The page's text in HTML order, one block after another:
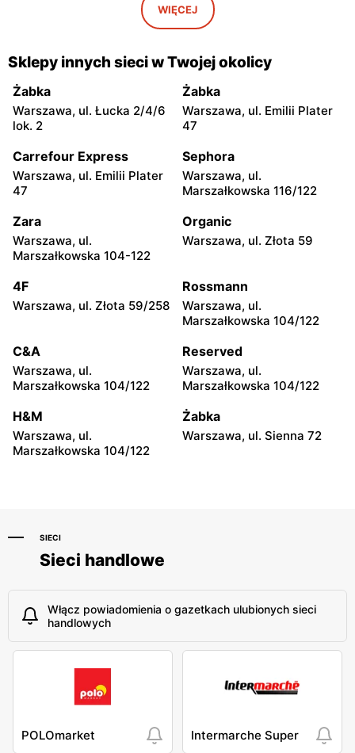
Warszawa, ul. Brązownicza
Warszawa, ul. Safony 1
Odido
Warszawa, ul. Portowa 7
Odido
Ząbki, ul. Szwoleżerów 24
Odido
Rybie, ul. 19 Kwietnia 62
Odido
Warszawa, ul. Stanisława
Odido
Łomianki, ul. 11 Listopada
Odido
Łomianki, ul. Dolna 47
Odido
Pruszków, ul. Sadowa 2
Odido
Odido
Pruszków, ul. Ewy 14a
Odido
Kobyłka, ul. Nadarzyn 8
Pruszków, ul.
Emancypantek 4
Truskaw, ul. 3 Maja 64
Stanisławów Pierwszy, ul.
Graniczna 1
Łazy, ul. Łączności 20
WIĘCEJ
Sklepy innych sieci w Twojej okolicy
Żabka
Warszawa, ul. Łucka 2/4/6
lok. 2
Żabka
Warszawa, ul. Emilii Plater
47
Carrefour Express
Warszawa, ul. Emilii Plater
47
Sephora
Warszawa, ul.
Marszałkowska 116/122
Zara
Warszawa, ul.
Marszałkowska 104-122
Organic
Warszawa, ul. Złota 59
4F
Warszawa, ul. Złota 59/258
Rossmann
Warszawa, ul.
Marszałkowska 104/122
C&A
Warszawa, ul.
Marszałkowska 104/122
Reserved
Warszawa, ul.
Marszałkowska 104/122
H&M
Warszawa, ul.
Marszałkowska 104/122
Żabka
Warszawa, ul. Sienna 72
SIECI
Sieci handlowe
Włącz powiadomienia o gazetkach ulubionych sieci
handlowych
POLOmarket Intermarche Super